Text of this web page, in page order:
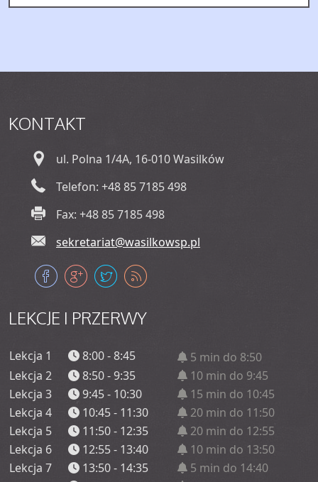
KONTAKT
ul. Polna 1/4A, 16-010 Wasilków
Telefon: +48 85 7185 498
Fax: +48 85 7185 498
sekretariat@wasilkowsp.pl
LEKCJE I PRZERWY
Lekcja 1 8:00 - 8:45
5 min do 8:50
Lekcja 2
8:50 - 9:35
10 min do 9:45
Lekcja 3
9:45 - 10:30
15 min do 10:45
Lekcja 4
10:45 - 11:30
20 min do 11:50
Lekcja 5
11:50 - 12:35
20 min do 12:55
Lekcja 6
12:55 - 13:40
10 min do 13:50
Lekcja 7
13:50 - 14:35
5 min do 14:40